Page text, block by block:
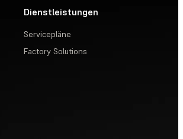
Dienstleistungen
Servicepläne
Factory Solutions